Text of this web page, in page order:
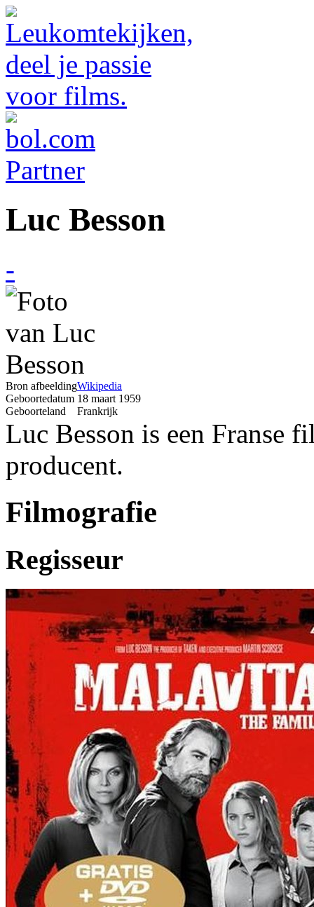
Luc Besson
-
Bron afbeeldingWikipedia
Geboortedatum 18 maart 1959
Geboorteland
Frankrijk
Luc Besson is een Franse
producent.
Filmografie
Regisseur